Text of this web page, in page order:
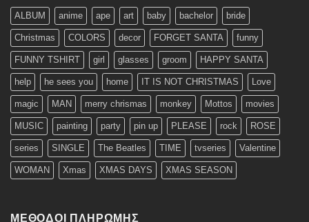
ALBUM anime ape art baby bachelor bride
Christmas COLORS decor FORGET SANTA funny
FUNNY TSHIRT girl glasses groom HAPPY SANTA
help he sees you home IT IS NOT CHRISTMAS Love
magic MAN merry chrismas monkey Mottos movies
MUSIC painting party pin up PLEASE rock ROSE
series SINGLE The Beatles TIME tvseries Valentine
WOMAN Xmas XMAS DAYS XMAS SEASON
ΜΈΘΟΔΟΙ ΠΛΗΡΩΜΉΣ